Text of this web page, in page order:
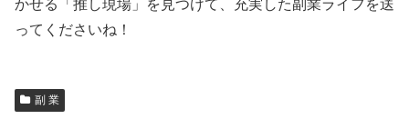
かせる「推し現場」を見つけて、充実した副業ライフを送
ってくださいね！
副 業